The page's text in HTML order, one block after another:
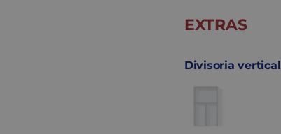
EXTRAS
Divisoria vertical